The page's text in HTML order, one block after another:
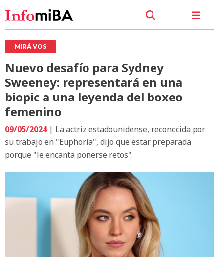
MIRÁ VOS
Nuevo desafío para Sydney
Sweeney: representará en una
biopic a una leyenda del boxeo
femenino
09/05/2024| La actriz estadounidense, reconocida por
su trabajo en "Euphoria", dijo que estar preparada
porque "le encanta ponerse retos".